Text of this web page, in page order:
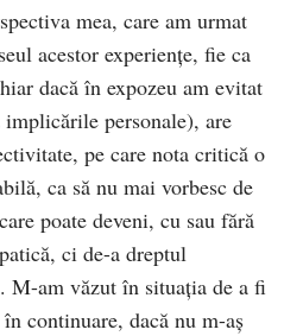
mea, care am urmat
acestor experiențe, fie ca
dacă în expozeu am evitat
personale), are
pe care nota critică o
ca să nu mai vorbesc de
poate deveni, cu sau fără
ci de-a dreptul
M-am văzut în situația de a fi
continuare, dacă nu m-aș